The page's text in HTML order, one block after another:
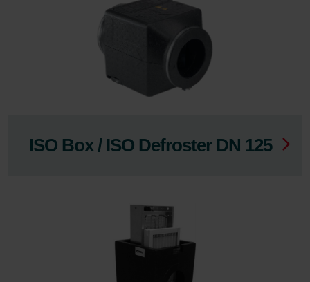
ISO Box / ISO Defroster DN 125